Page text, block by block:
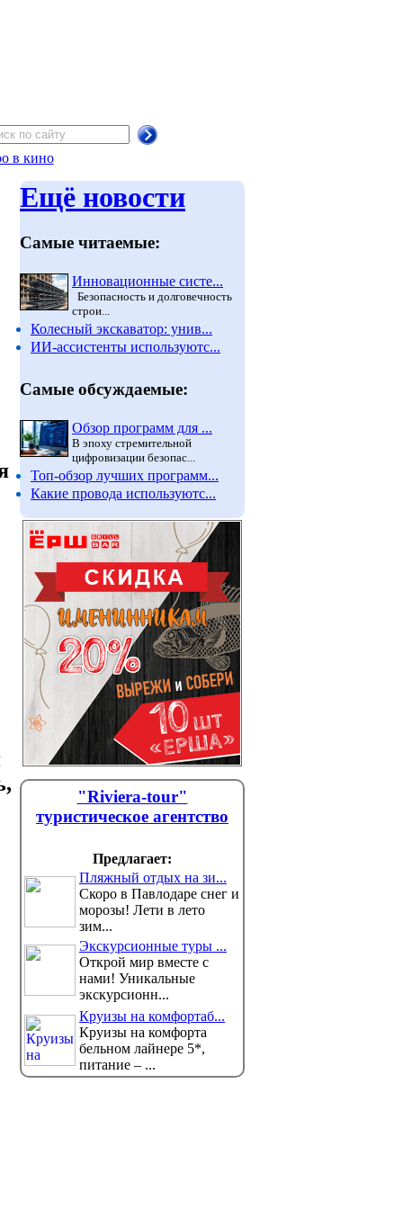
в кино
Ещё новости
Самые читаемые:
Инновационные систе...
Безопасность и долговечность
строи...
Колесный экскаватор: унив...
ИИ-ассистенты используютс...
Самые обсуждаемые:
Обзор программ для ...
В эпоху стремительной
цифровизации безопас...
Топ-обзор лучших программ...
Какие провода используютс...
"Riviera-tour"
туристическое агентство
Предлагает:
Пляжный отдых на зи...
Скоро в Павлодаре снег и
морозы! Лети в лето
зим...
Экскурсионные туры ...
Открой мир вместе с
нами! Уникальные
экскурсионн...
Круизы на комфортаб...
Круизы на комфорта
бельном лайнере 5*,
питание – ...